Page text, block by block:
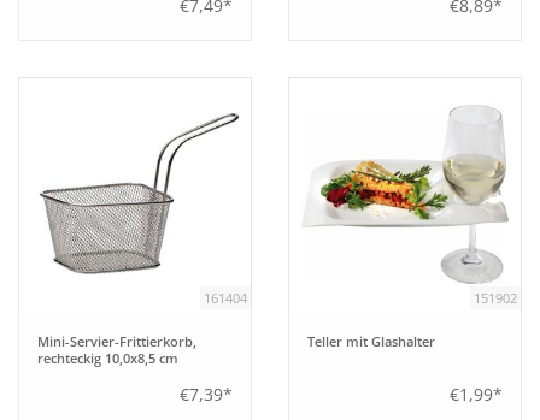
Berufsbekleidung
Technik
€7,49* €8,89*
161404
Mini-Servier-Frittierkorb,
rechteckig 10,0x8,5 cm
€7,39*
151902
Teller mit Glashalter
€1,99*